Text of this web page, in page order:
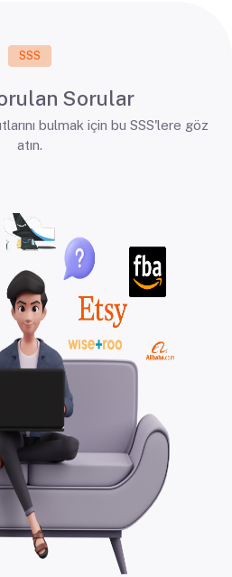
SSS
Sorular
bulmak için bu SSS'lere göz
atın.